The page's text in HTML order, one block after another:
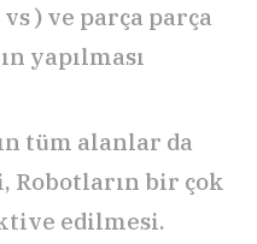
) ve parça parça
yapılması
tüm alanlar da
Robotların bir çok
edilmesi.